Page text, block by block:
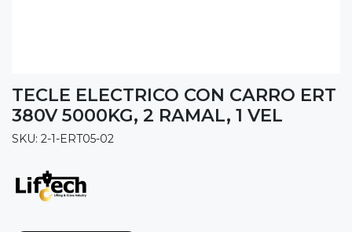
TECLE ELECTRICO CON CARRO ERT
380V 5000KG, 2 RAMAL, 1 VEL
SKU: 2-1-ERT05-02